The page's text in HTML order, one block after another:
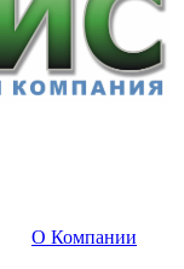
О Компании